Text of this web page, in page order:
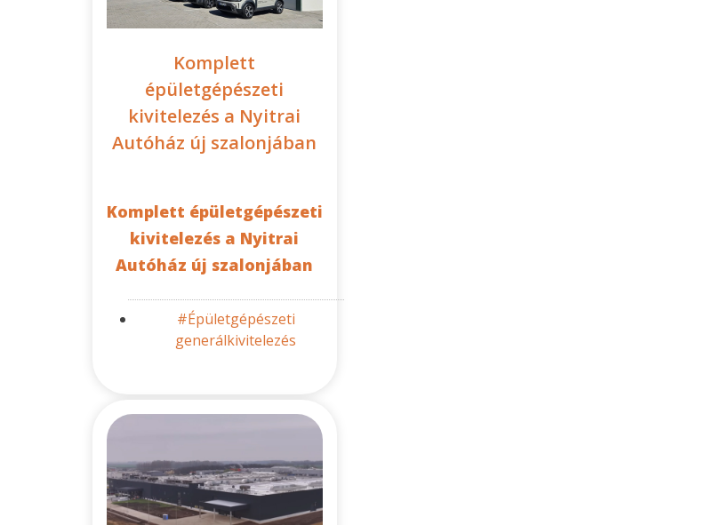
Komplett
épületgépészeti
kivitelezés a Nyitrai
Autóház új szalonjában
Komplett épületgépészeti
kivitelezés a Nyitrai
Autóház új szalonjában
#Épületgépészeti
generálkivitelezés